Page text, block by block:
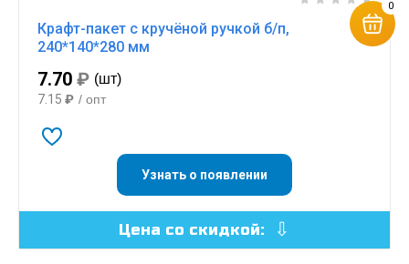
Крафт-пакет с кручёной ручкой б/п,
240*140*280 мм
7.70 ₽ (шт)
7.15 ₽ / опт
Узнать о появлении
Цена со скидкой:
0